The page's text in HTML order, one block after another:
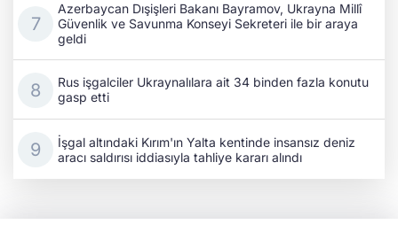
Azerbaycan Dışişleri Bakanı Bayramov, Ukrayna Millî
Güvenlik ve Savunma Konseyi Sekreteri ile bir araya
geldi
Rus işgalciler Ukraynalılara ait 34 binden fazla konutu
gasp etti
İşgal altındaki Kırım'ın Yalta kentinde insansız deniz
aracı saldırısı iddiasıyla tahliye kararı alındı